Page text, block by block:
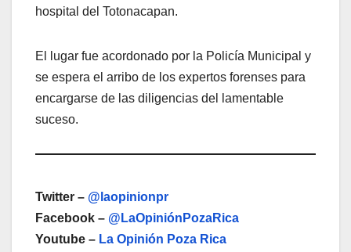
hospital del Totonacapan.
El lugar fue acordonado por la Policía Municipal y
se espera el arribo de los expertos forenses para
encargarse de las diligencias del lamentable
suceso.
Twitter – @laopinionpr
Facebook – @LaOpiniónPozaRica
Youtube – La Opinión Poza Rica